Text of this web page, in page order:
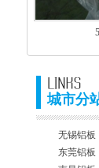
城市分
无锡铝板
东莞铝板